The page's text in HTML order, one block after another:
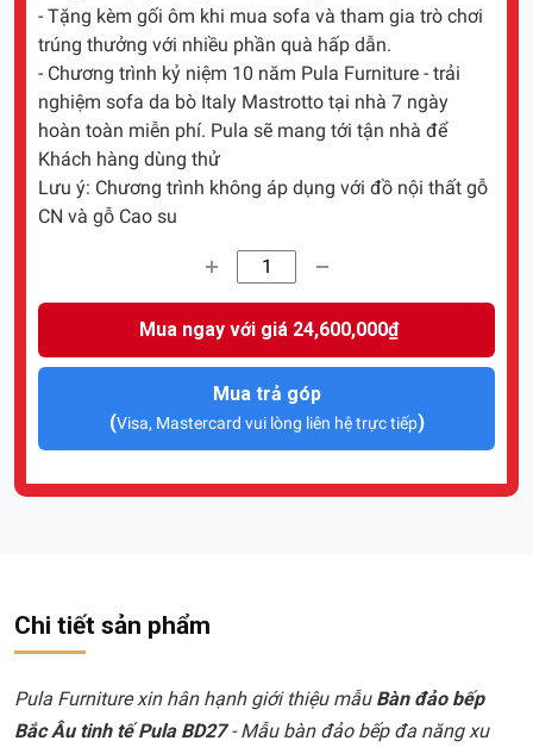
- Tặng kèm gối ôm khi mua sofa và tham gia trò chơi
trúng thưởng với nhiều phần quà hấp dẫn.
- Chương trình kỷ niệm 10 năm Pula Furniture - trải
nghiệm sofa da bò Italy Mastrotto tại nhà 7 ngày
hoàn toàn miễn phí. Pula sẽ mang tới tận nhà để
Khách hàng dùng thử
Lưu ý: Chương trình không áp dụng với đồ nội thất gỗ
CN và gỗ Cao su
Mua ngay với giá 24,600,000₫
Mua trả góp
(Visa, Mastercard vui lòng liên hệ trực tiếp)
Chi tiết sản phẩm
Pula Furniture xin hân hạnh giới thiệu mẫu Bàn đảo bếp
Bắc Âu tinh tế Pula BD27- Mẫu bàn đảo bếp đa năng xu